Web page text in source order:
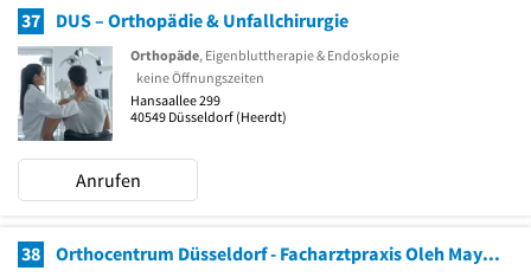
37 DUS – Orthopädie & Unfallchirurgie
Orthopäde, Eigenbluttherapie & Endoskopie
keine Öffnungszeiten
Hansaallee 299
40549 Düsseldorf (Heerdt)
Anrufen
38 Orthocentrum Düsseldorf - Facharztpraxis Oleh Maykan